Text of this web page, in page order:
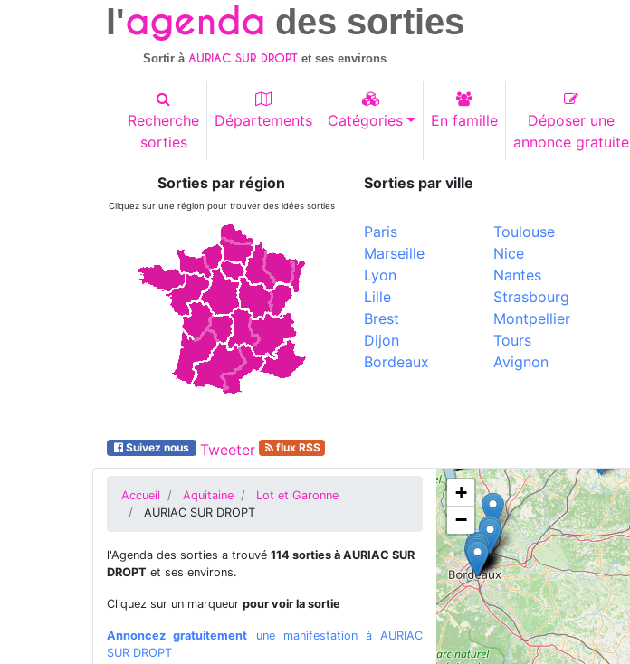
l'agenda des sorties
Sortir àAURIAC SUR DROPT et ses environs
Recherche
sorties
Départements Catégories En famille
Déposer une
annonce gratuite
Sorties par région
Cliquez sur une région pour trouver des idées sorties
Sorties par ville
Paris
Marseille
Lyon
Lille
Brest
Dijon
Bordeaux
Toulouse
Nice
Nantes
Strasbourg
Montpellier
Tours
Avignon
Suivez nous Tweeter flux RSS
Accueil Aquitaine
Lot et Garonne
AURIAC SUR DROPT
l'Agenda des sorties a trouvé 114 sorties à AURIAC SUR
DROPT et ses environs.
Cliquez sur un marqueur pour voir la sortie
Annoncez gratuitement une manifestation à AURIAC
SUR DROPT
+
−